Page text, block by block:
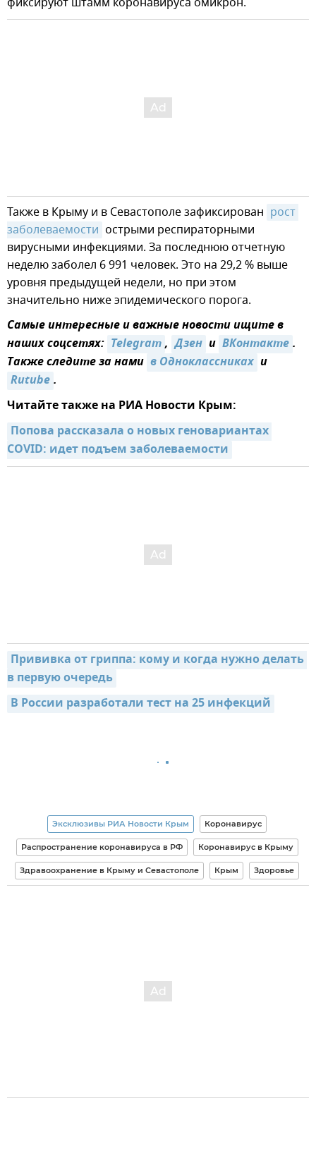
Также в Крыму и в Севастополе зафиксирован рост
заболеваемости острыми респираторными
вирусными инфекциями. За последнюю отчетную
неделю заболел 6 991 человек. Это на 29,2 % выше
уровня предыдущей недели, но при этом
значительно ниже эпидемического порога.
Самые интересные и важные новости ищите в
наших соцсетях: Telegram, Дзен и ВКонтакте.
Также следите за нами в Одноклассниках и
Rutube.
Читайте также на РИА Новости Крым:
Попова рассказала о новых геновариантах
COVID: идет подъем заболеваемости
Прививка от гриппа: кому и когда нужно делать
в первую очередь
В России разработали тест на 25 инфекций
Эксклюзивы РИА Новости Крым Коронавирус
Распространение коронавируса в РФ Коронавирус в Крыму
Здравоохранение в Крыму и Севастополе Крым Здоровье